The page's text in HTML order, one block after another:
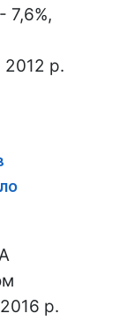
7,6%,
2012 р.
р.